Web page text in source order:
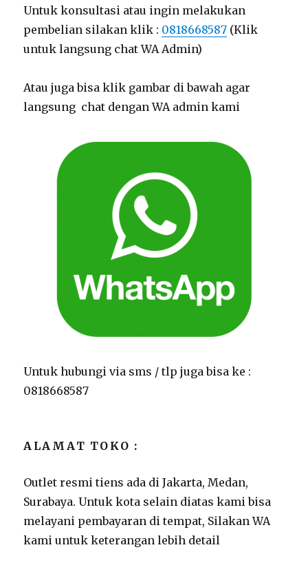
Untuk konsultasi atau ingin melakukan
pembelian silakan klik : 0818668587 (Klik
untuk langsung chat WA Admin)
Atau juga bisa klik gambar di bawah agar
langsung chat dengan WA admin kami
Untuk hubungi via sms / tlp juga bisa ke :
0818668587
ALAMAT TOKO :
Outlet resmi tiens ada di Jakarta, Medan,
Surabaya. Untuk kota selain diatas kami bisa
melayani pembayaran di tempat, Silakan WA
kami untuk keterangan lebih detail